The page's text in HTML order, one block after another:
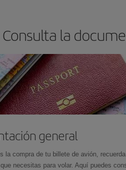
Consulta la
general
la compra de tu billete de avión,
necesitas para volar. Aquí puedes